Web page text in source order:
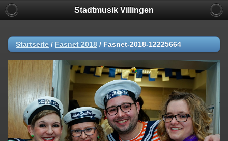
Stadtmusik Villingen
Startseite / Fasnet 2018 / Fasnet-2018-12225664